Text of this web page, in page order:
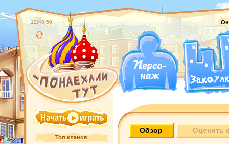
12:48:51
Топ кланов
Обзор Оценить